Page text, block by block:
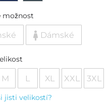
možnost
Dámské
M L XL XXL 3XL
jisti velikostí?